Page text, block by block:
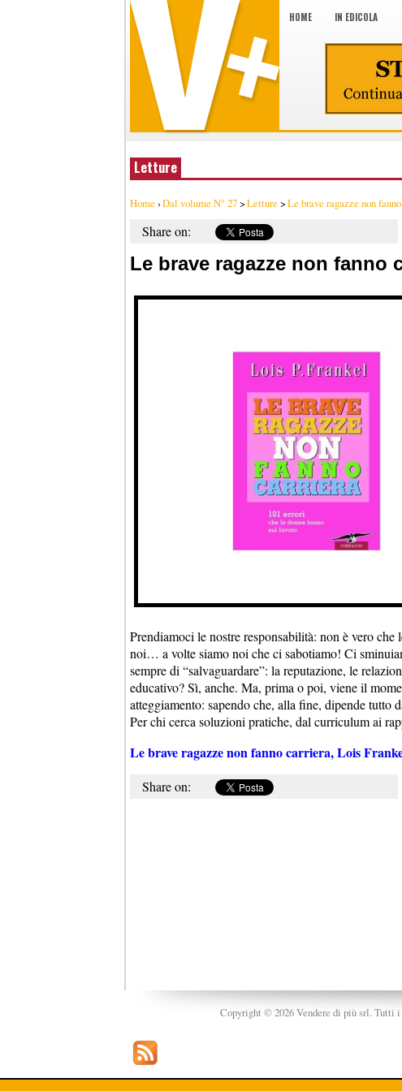
HOME IN EDICOLA
Letture
Home ›Dal volume N° 27>Letture >Le brave ragazze non
Share on:
Le brave ragazze non fanno
Prendiamoci le nostre responsabilità: non è vero
noi… a volte siamo noi che ci sabotiamo! Ci
sempre di “salvaguardare”: la reputazione, le
educativo? Sì, anche. Ma, prima o poi, viene il
atteggiamento: sapendo che, alla fine, dipende
Per chi cerca soluzioni pratiche, dal curriculum ai
Le brave ragazze non fanno carriera, Lois
Share on:
Copyright © 2026 Vendere di più srl. Tutti